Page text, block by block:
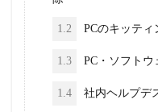
1.2 PCのキッティ
1.3 PC・ソフト
1.4 社内ヘルプデ